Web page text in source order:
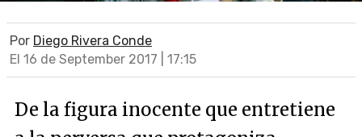
Por Diego Rivera Conde
El 16 de September 2017 | 17:15
De la figura inocente que entretiene